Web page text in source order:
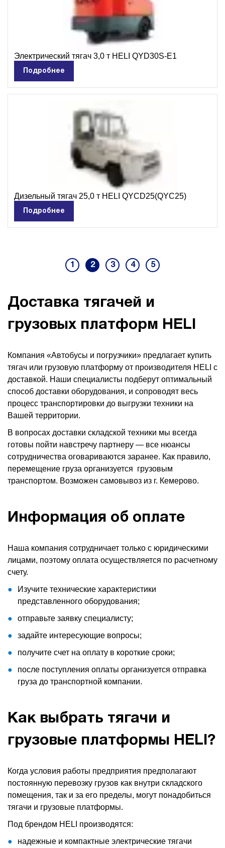
Электрический тягач 3,0 т HELI QYD30S-E1
Подробнее
Дизельный тягач 25,0 т HELI QYCD25(QYC25)
Подробнее
1 2 3 4 5
Доставка тягачей и
грузовых платформ HELI
Компания «Автобусы и погрузчики» предлагает купить
тягач или грузовую платформу от производителя HELI с
доставкой. Наши специалисты подберут оптимальный
способ доставки оборудования, и сопроводят весь
процесс транспортировки до выгрузки техники на
Вашей территории.
В вопросах доставки складской техники мы всегда
готовы пойти навстречу партнеру — все нюансы
сотрудничества оговариваются заранее. Как правило,
перемещение груза организуется грузовым
транспортом. Возможен самовывоз из г. Кемерово.
Информация об оплате
Наша компания сотрудничает только с юридическими
лицами, поэтому оплата осуществляется по расчетному
счету.
Изучите технические характеристики
представленного оборудования;
отправьте заявку специалисту;
задайте интересующие вопросы;
получите счет на оплату в короткие сроки;
после поступления оплаты организуется отправка
груза до транспортной компании.
Как выбрать тягачи и
грузовые платформы HELI?
Когда условия работы предприятия предполагают
постоянную перевозку грузов как внутри складского
помещения, так и за его пределы, могут понадобиться
тягачи и грузовые платформы.
Под брендом HELI производятся:
надежные и компактные электрические тягачи